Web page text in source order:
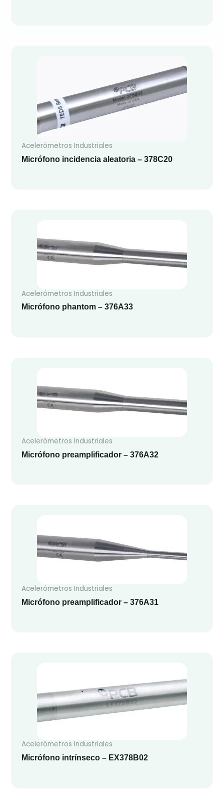
Acelerómetros Industriales
Micrófono incidencia aleatoria – 378C20
Acelerómetros Industriales
Micrófono phantom – 376A33
Acelerómetros Industriales
Micrófono preamplificador – 376A32
Acelerómetros Industriales
Micrófono preamplificador – 376A31
Acelerómetros Industriales
Micrófono intrínseco – EX378B02